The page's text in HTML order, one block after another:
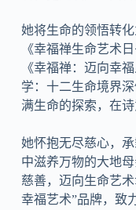
她将生命的领悟转
《幸福禅生命艺术
《幸福禅：迈向幸
学：十二生命境界
满生命的探索，在
她怀抱无尽慈心，
中滋养万物的大地
慈善，迈向生命艺
幸福艺术”品牌，致